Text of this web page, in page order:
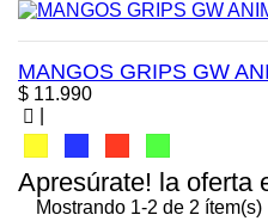
MANGOS GRIPS GW
Precio
$ 11.990
Apresúrate! la oferta
Mostrando 1-2 de 2 ítem(s)